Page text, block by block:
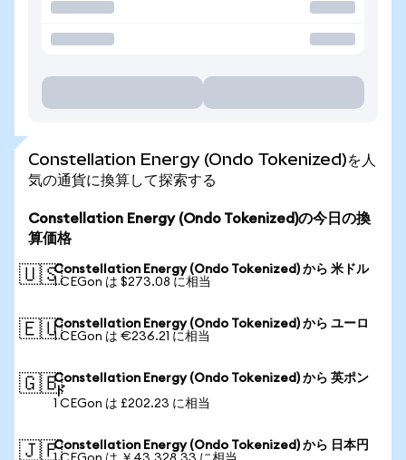
Constellation Energy (Ondo Tokenized)を人
気の通貨に換算して探索する
Constellation Energy (Ondo Tokenized)の今日の換
算価格
🇺🇸Constellation Energy (Ondo Tokenized) から 米ドル
1 CEGon は $273.08 に相当
🇪🇺Constellation Energy (Ondo Tokenized) から ユーロ
1 CEGon は €236.21 に相当
🇬🇧Constellation Energy (Ondo Tokenized) から 英ポン
ド
1 CEGon は £202.23 に相当
🇯🇵Constellation Energy (Ondo Tokenized) から 日本円